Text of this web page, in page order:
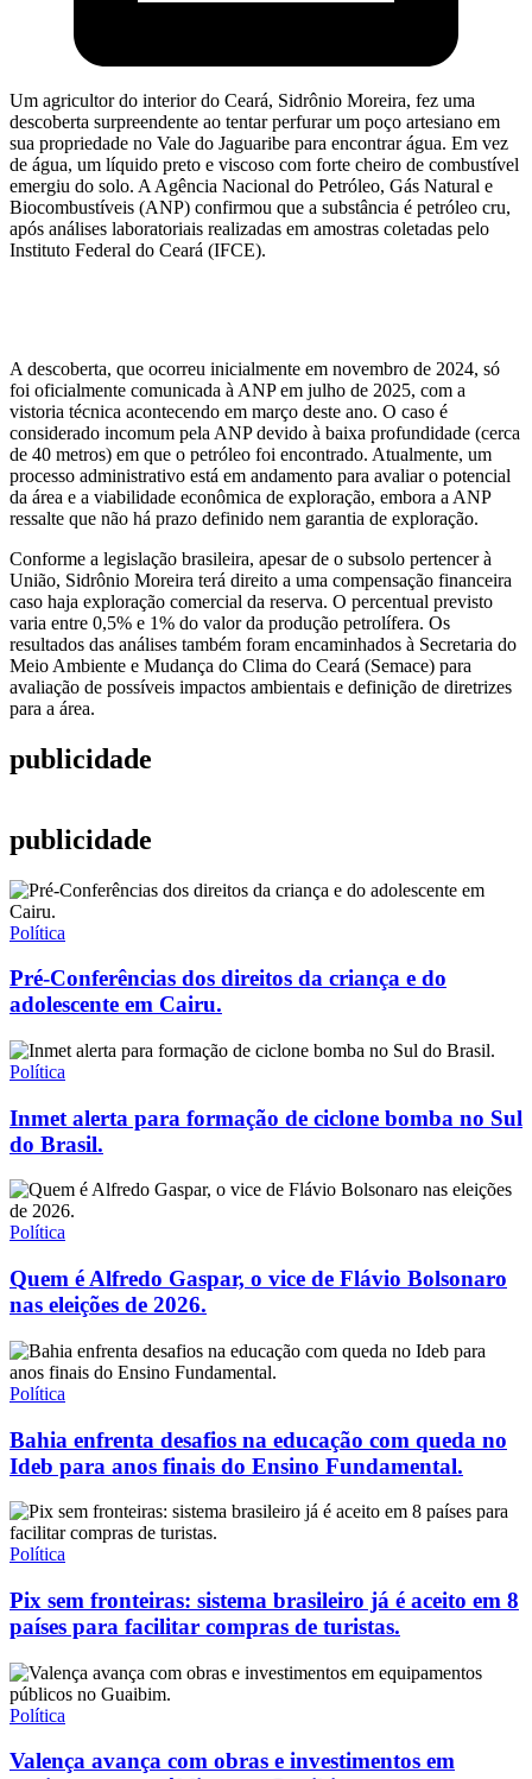
Um agricultor do interior do Ceará, Sidrônio Moreira, fez uma
descoberta surpreendente ao tentar perfurar um poço artesiano em
sua propriedade no Vale do Jaguaribe para encontrar água. Em vez
de água, um líquido preto e viscoso com forte cheiro de combustível
emergiu do solo. A Agência Nacional do Petróleo, Gás Natural e
Biocombustíveis (ANP) confirmou que a substância é petróleo cru,
após análises laboratoriais realizadas em amostras coletadas pelo
Instituto Federal do Ceará (IFCE).
A descoberta, que ocorreu inicialmente em novembro de 2024, só
foi oficialmente comunicada à ANP em julho de 2025, com a
vistoria técnica acontecendo em março deste ano. O caso é
considerado incomum pela ANP devido à baixa profundidade (cerca
de 40 metros) em que o petróleo foi encontrado. Atualmente, um
processo administrativo está em andamento para avaliar o potencial
da área e a viabilidade econômica de exploração, embora a ANP
ressalte que não há prazo definido nem garantia de exploração.
Conforme a legislação brasileira, apesar de o subsolo pertencer à
União, Sidrônio Moreira terá direito a uma compensação financeira
caso haja exploração comercial da reserva. O percentual previsto
varia entre 0,5% e 1% do valor da produção petrolífera. Os
resultados das análises também foram encaminhados à Secretaria do
Meio Ambiente e Mudança do Clima do Ceará (Semace) para
avaliação de possíveis impactos ambientais e definição de diretrizes
para a área.
publicidade
publicidade
Política
Pré-Conferências dos direitos da criança e do
adolescente em Cairu.
Política
Inmet alerta para formação de ciclone bomba no Sul
do Brasil.
Política
Quem é Alfredo Gaspar, o vice de Flávio Bolsonaro
nas eleições de 2026.
Política
Bahia enfrenta desafios na educação com queda no
Ideb para anos finais do Ensino Fundamental.
Política
Pix sem fronteiras: sistema brasileiro já é aceito em 8
países para facilitar compras de turistas.
Política
Valença avança com obras e investimentos em